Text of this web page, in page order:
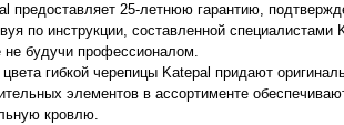
предоставляет 25-летнюю гарантию,
по инструкции, составленной специалистами
будучи профессионалом.
гибкой черепицы Katepal придают
элементов в ассортименте
кровлю.